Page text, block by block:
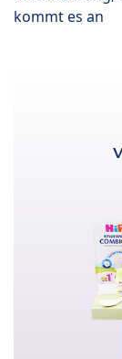
kommt es an